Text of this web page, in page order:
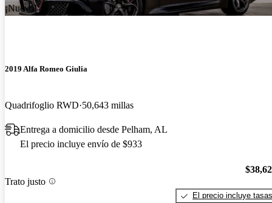
¡Nuevo!
2019 Alfa Romeo Giulia
Quadrifoglio RWD 50,643 millas
Entrega a domicilio desde Pelham, AL
El precio incluye envío de $933
Trato justo
El precio incluye tasas